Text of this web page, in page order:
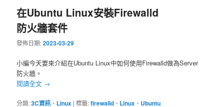
在Ubuntu Linux安裝Firewalld
防火牆套件
發佈日期:2023-03-29
小編今天要來介紹在Ubuntu Linux中如何使用Firewalld做為Server
防火牆。
閱讀全文 →
分類:3C資訊 、 Linux |標籤:firewalld 、 Linux 、 Ubuntu